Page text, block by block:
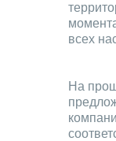
всех
На